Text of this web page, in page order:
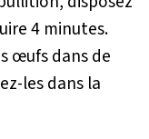
4 minutes.
œufs dans de
les dans la